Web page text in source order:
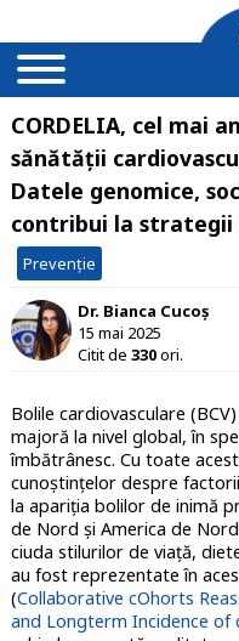
CORDELIA, cel mai
sănătății
Datele genomice,
contribui la strategii
Prevenție
Dr. Bianca Cucoș
15 mai 2025
Citit de 330ori.
Bolile cardiovasculare
majoră la nivel global, în
îmbătrânesc. Cu toate
cunoștințelor despre
la apariția bolilor de inimă
de Nord și America de
ciuda stilurilor de viață,
au fost reprezentate în
(Collaborative cOhorts
and Longterm Incidence of